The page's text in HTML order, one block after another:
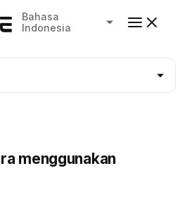
Bahasa
Indonesia
menggunakan